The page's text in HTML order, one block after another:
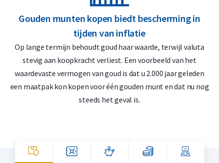
Gouden munten kopen biedt bescherming in
tijden van inflatie
Op lange termijn behoudt goud haar waarde, terwijl valuta
stevig aan koopkracht verliest. Een voorbeeld van het
waardevaste vermogen van goud is dat u 2.000 jaar geleden
een maatpak kon kopen voor één gouden munt en dat nu nog
steeds het geval is.